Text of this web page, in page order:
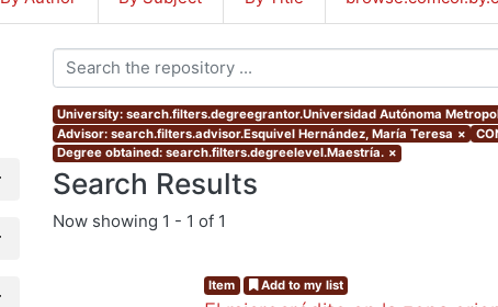
University: search.filters.degreegrantor.Universidad Autónoma
Advisor: search.filters.advisor.Esquivel Hernández, María Teresa ×
Degree obtained: search.filters.degreelevel.Maestría. ×
Search Results
Now showing 1 - 1 of 1
Item Add to my list